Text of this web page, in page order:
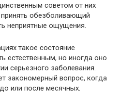
советом от них
обезболивающий
неприятные ощущения.
такое состояние
естественным, но иногда оно
серьезного заболевания.
закономерный вопрос, когда
или после месячных.